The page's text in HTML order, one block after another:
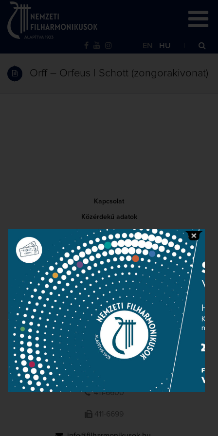
EN HU
Orff – Orfeus | Schott (zongorakivonat)
Kapcsolat
Közérdekű adatok
Sajtószoba
Adatvédelem
Impresszum
NEMZETI
FILHARMONIKUSOK
1095 Budapest, Komor Marcell u. 1. (Müpa)
411-6600
411-6699